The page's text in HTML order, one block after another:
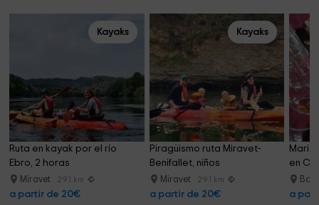
Kayaks
Ruta en kayak por el río
Ebro, 2 horas
Miravet 29.1 km
a partir de 20€
Kayaks
Piragüismo ruta Miravet-
Benifallet, niños
Miravet 29.1 km
a partir de 20€
en
Bot
a